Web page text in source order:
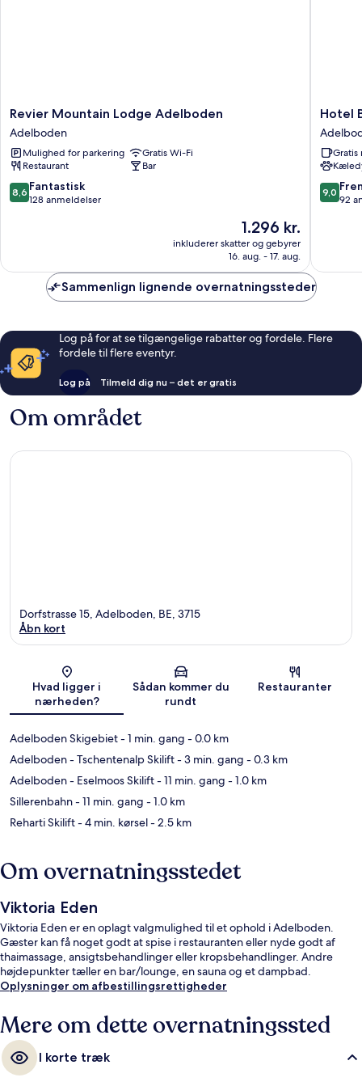
Revier
Mountain
Lodge
Adelboden
Adelboden
Revier Mountain Lodge Adelboden
Adelboden
Mulighed for parkering
Gratis Wi-Fi
Restaurant
Bar
8.6
ud
anmeldelser
8,6 Fantastisk
128 anmeldelser
Prisen
1.296 kr.
1.296 kr.
inkluderer skatter og gebyrer
16. aug. - 17. aug.
Hotel
Bristol
-
Relais
du
Silence
Hotel
Gratis
9.0
ud
9,0
92
Sammenlign lignende overnatningssteder
Log på for at se tilgængelige rabatter og fordele. Flere
fordele til flere eventyr.
Log på Tilmeld dig nu – det er gratis
Om området
Kort
Dorfstrasse 15, Adelboden, BE, 3715
Åbn kort
Hvad ligger i
nærheden?
Sådan kommer du
rundt
Restauranter
Adelboden Skigebiet- 1 min. gang - 0.0 km
Adelboden - Tschentenalp Skilift- 3 min. gang - 0.3 km
Adelboden - Eselmoos Skilift- 11 min. gang - 1.0 km
Sillerenbahn- 11 min. gang - 1.0 km
Reharti Skilift- 4 min. kørsel- 2.5 km
Om overnatningsstedet
Viktoria Eden
Viktoria Eden er en oplagt valgmulighed til et ophold i Adelboden.
Gæster kan få noget godt at spise i restauranten eller nyde godt af
thaimassage, ansigtsbehandlinger eller kropsbehandlinger. Andre
højdepunkter tæller en bar/lounge, en sauna og et dampbad.
Oplysninger om afbestillingsrettigheder
Mere om dette overnatningssted
I korte træk